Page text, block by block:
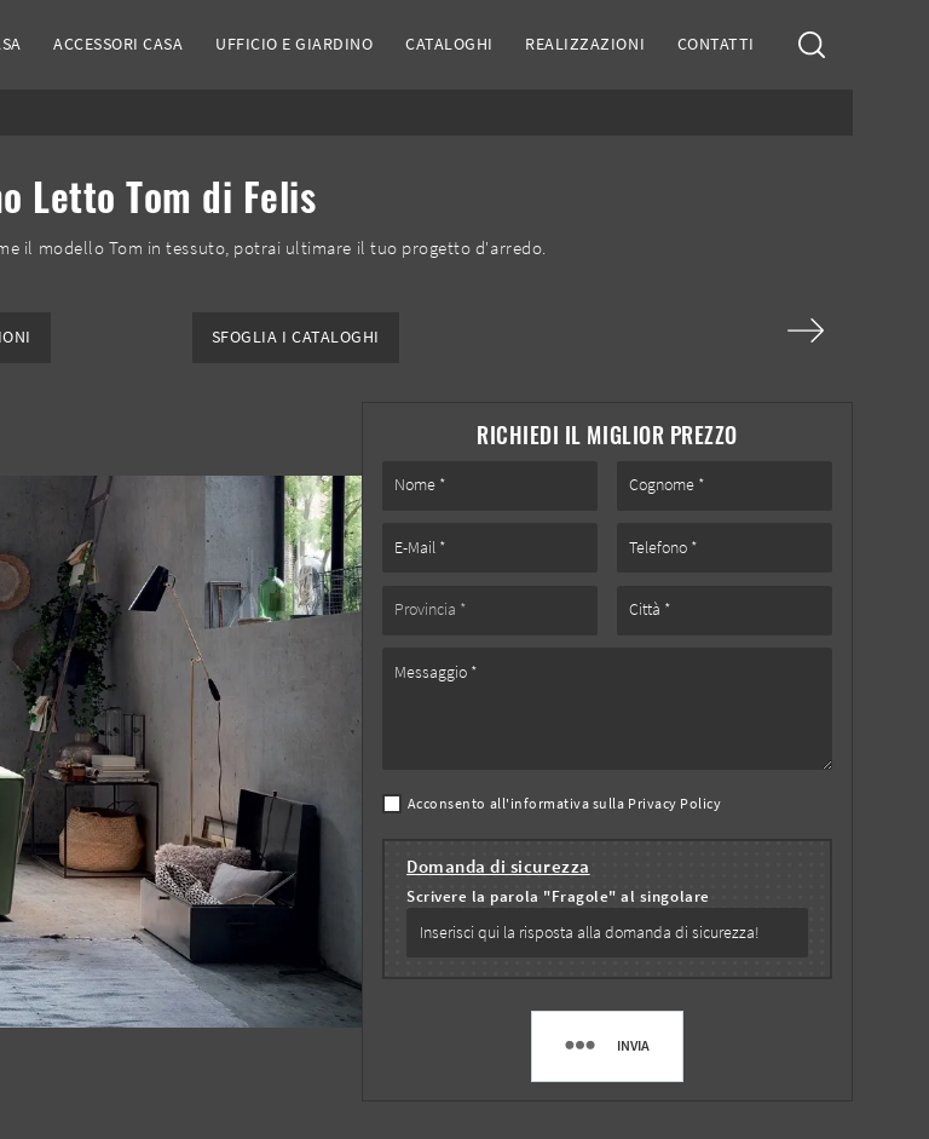
ACCESSORI CASA UFFICIO E GIARDINO CATALOGHI REALIZZAZIONI CONTATTI
Letto Tom di Felis
il modello Tom in tessuto, potrai ultimare il tuo progetto d'arredo.
SFOGLIA I CATALOGHI
RICHIEDI IL MIGLIOR PREZZO
Acconsento all'informativa sulla Privacy Policy
Domanda di sicurezza
Scrivere la parola "Fragole" al singolare
INVIA